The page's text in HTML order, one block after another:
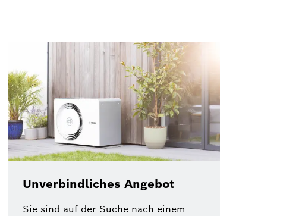
Unverbindliches Angebot
Sie sind auf der Suche nach einem